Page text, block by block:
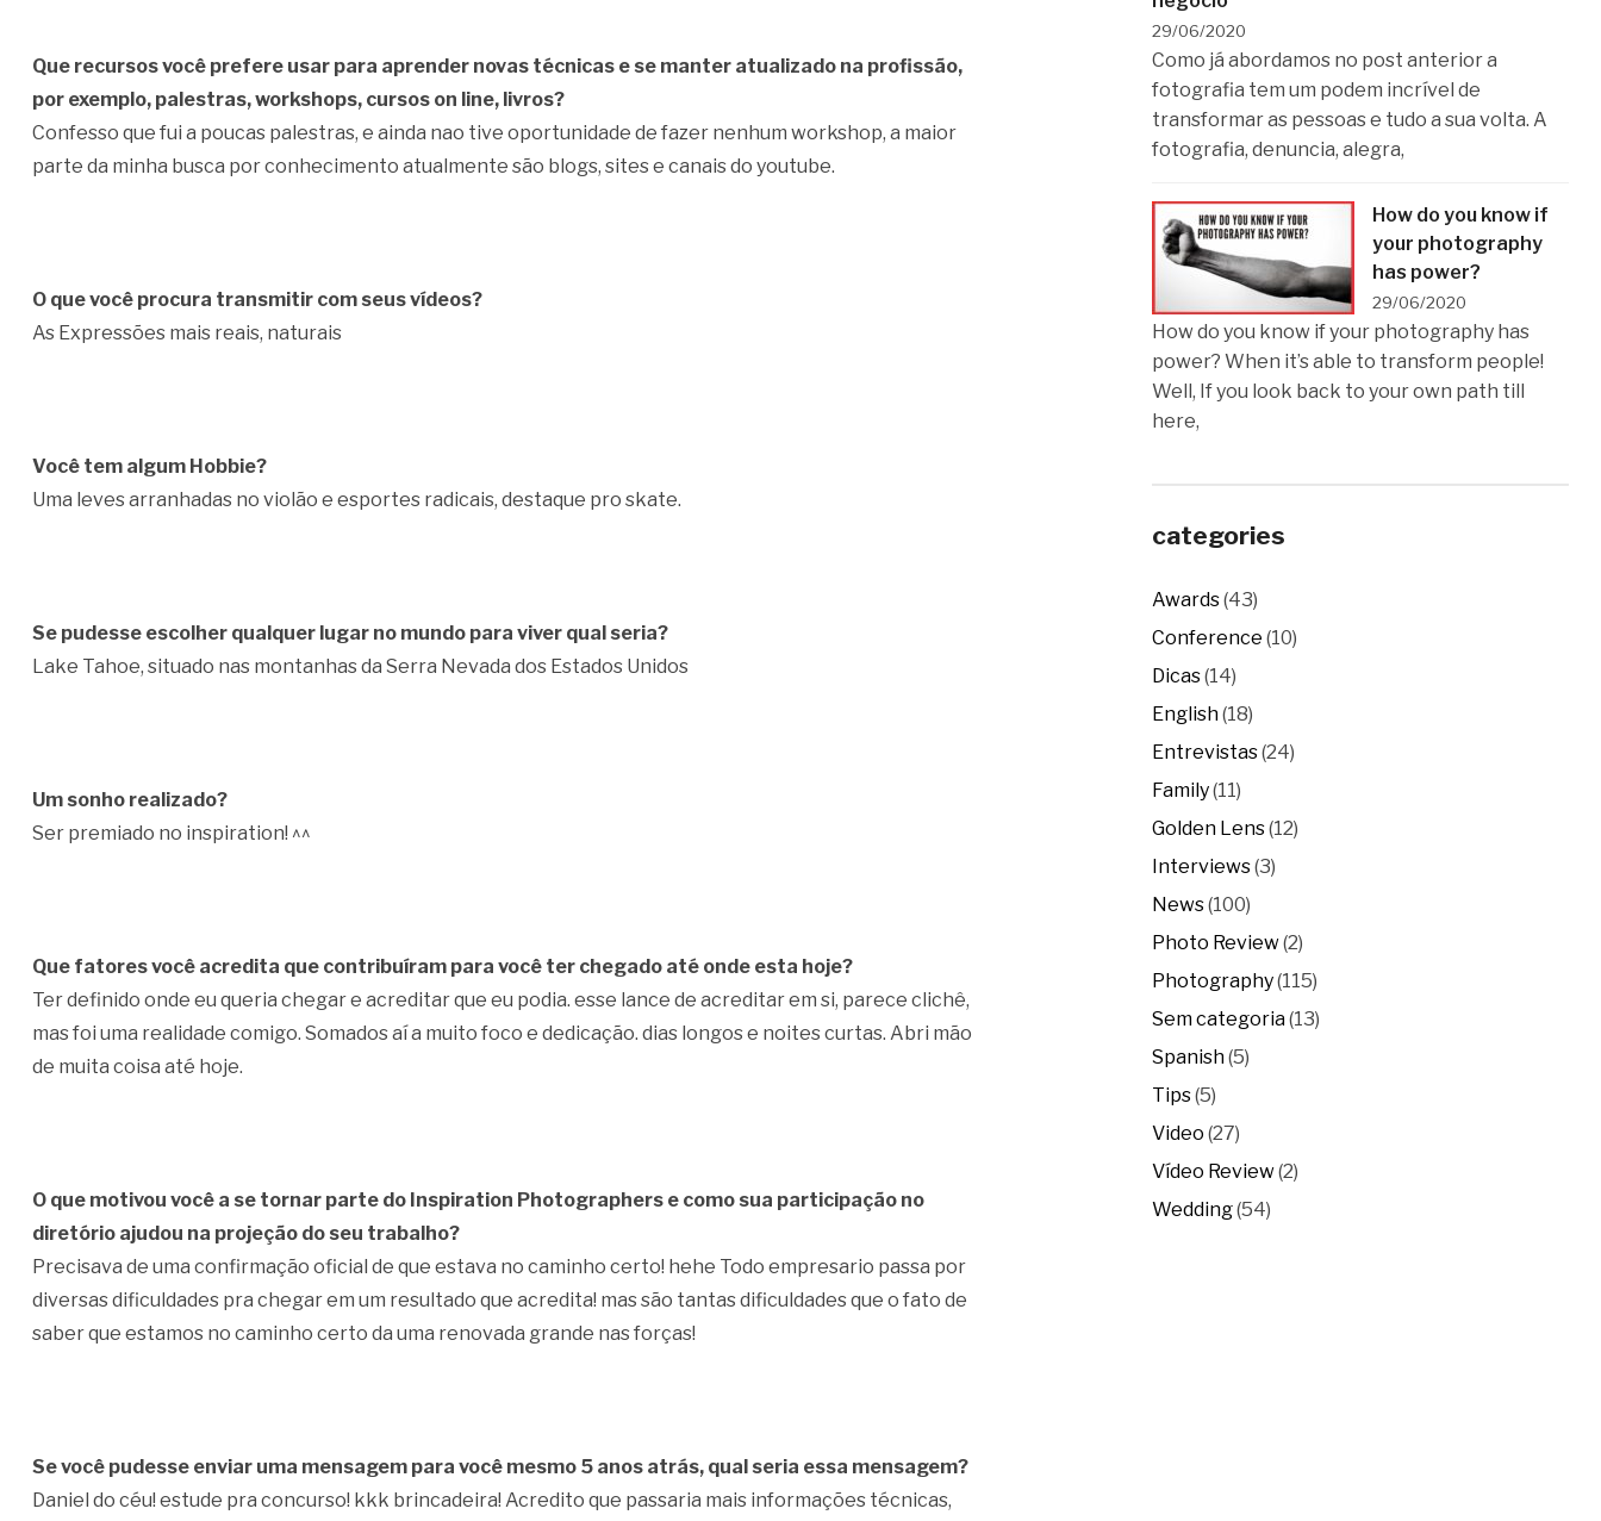
Que recursos você prefere usar para aprender novas técnicas e se manter atualizado na profissão,
por exemplo, palestras, workshops, cursos on line, livros?
Confesso que fui a poucas palestras, e ainda nao tive oportunidade de fazer nenhum workshop, a maior
parte da minha busca por conhecimento atualmente são blogs, sites e canais do youtube.
O que você procura transmitir com seus vídeos?
As Expressões mais reais, naturais
Você tem algum Hobbie?
Uma leves arranhadas no violão e esportes radicais, destaque pro skate.
Se pudesse escolher qualquer lugar no mundo para viver qual seria?
Lake Tahoe, situado nas montanhas da Serra Nevada dos Estados Unidos
Um sonho realizado?
Ser premiado no inspiration! ^^
Que fatores você acredita que contribuíram para você ter chegado até onde esta hoje?
Ter definido onde eu queria chegar e acreditar que eu podia. esse lance de acreditar em si, parece clichê,
mas foi uma realidade comigo. Somados aí a muito foco e dedicação. dias longos e noites curtas. Abri mão
de muita coisa até hoje.
O que motivou você a se tornar parte do Inspiration Photographers e como sua participação no
diretório ajudou na projeção do seu trabalho?
Precisava de uma confirmação oficial de que estava no caminho certo! hehe Todo empresario passa por
diversas dificuldades pra chegar em um resultado que acredita! mas são tantas dificuldades que o fato de
saber que estamos no caminho certo da uma renovada grande nas forças!
Se você pudesse enviar uma mensagem para você mesmo 5 anos atrás, qual seria essa mensagem?
Daniel do céu! estude pra concurso! kkk brincadeira! Acredito que passaria mais informações técnicas,
29/06/2020
Como já abordamos no post anterior a
fotografia tem um podem incrível de
transformar as pessoas e tudo a sua volta. A
fotografia, denuncia, alegra,
How do you know if
your photography
has power?
29/06/2020
How do you know if your photography has
power? When it’s able to transform people!
Well, If you look back to your own path till
here,
categories
Awards(43)
Conference (10)
Dicas(14)
English(18)
Entrevistas(24)
Family(11)
Golden Lens(12)
Interviews(3)
News(100)
Photo Review(2)
Photography(115)
Sem categoria(13)
Spanish(5)
Tips(5)
Video (27)
Vídeo Review(2)
Wedding(54)